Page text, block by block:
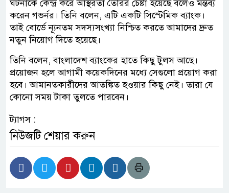
ঘটনাকে কেন্দ্র করে অস্থিরতা তৈরির চেষ্টা হয়েছে বলেও মন্তব্য
করেন গভর্নর। তিনি বলেন, এটি একটি সিস্টেমিক ব্যাংক।
তাই বোর্ডে ন্যূনতম সদস্যসংখ্যা নিশ্চিত করতে আমাদের দ্রুত
নতুন নিয়োগ দিতে হয়েছে।
তিনি বলেন, বাংলাদেশ ব্যাংকের হাতে কিছু টুলস আছে।
প্রয়োজন হলে আগামী কয়েকদিনের মধ্যে সেগুলো প্রয়োগ করা
হবে। আমানতকারীদের আতঙ্কিত হওয়ার কিছু নেই। তারা যে
কোনো সময় টাকা তুলতে পারবেন।
ট্যাগস :
নিউজটি শেয়ার করুন